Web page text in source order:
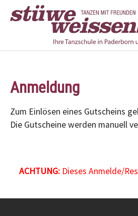
Anmeldung
Zum Einlösen eines Gutscheins
Die Gutscheine werden manuell
ACHTUNG:Dieses Anmelde/